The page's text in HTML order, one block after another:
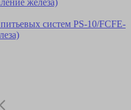
систем PS-10/FCFE-